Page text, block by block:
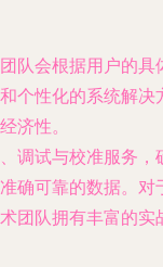
队会根据用户的具
个性化的系统解决
济性。
调试与校准服务，
确可靠的数据。对
团队拥有丰富的实